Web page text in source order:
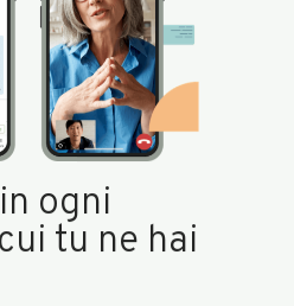
ogni
tu ne hai